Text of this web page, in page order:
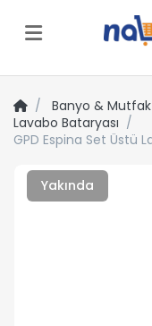
Menü
Banyo & Mutfak
Lavabo Bataryası
GPD Espina Set Üstü
Yakında